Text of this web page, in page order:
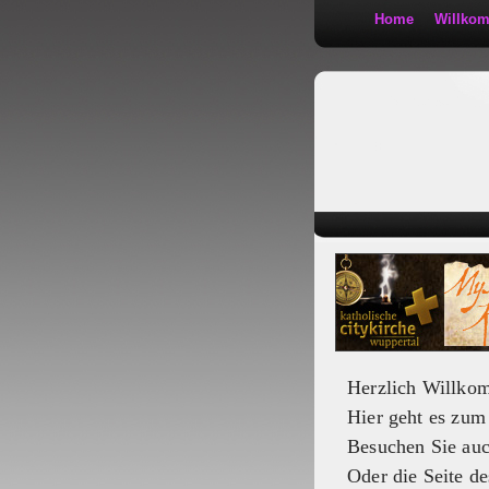
Home
Herzlich
Hier geht es
Besuchen Sie
Oder die Seite